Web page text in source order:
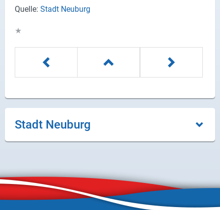
Quelle: Stadt Neuburg
★
Stadt Neuburg